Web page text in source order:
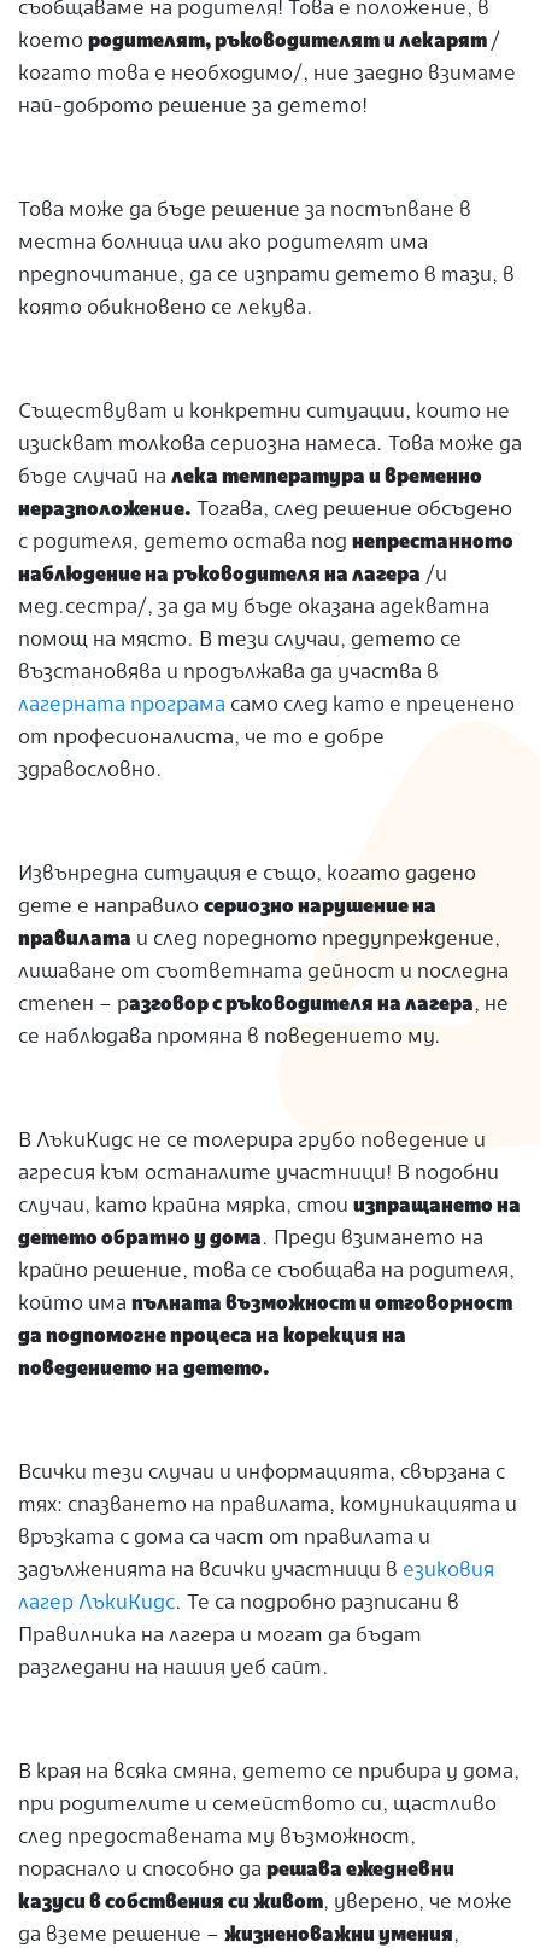
съобщаваме на родителя! Това е положение, в
което родителят, ръководителят и лекарят /
когато това е необходимо/, ние заедно взимаме
най-доброто решение за детето!
Това може да бъде решение за постъпване в
местна болница или ако родителят има
предпочитание, да се изпрати детето в тази, в
която обикновено се лекува.
Съществуват и конкретни ситуации, които не
изискват толкова сериозна намеса. Това може да
бъде случай на лека температура и временно
неразположение. Тогава, след решение обсъдено
с родителя, детето остава под непрестанното
наблюдение на ръководителя на лагера /и
мед.сестра/, за да му бъде оказана адекватна
помощ на място. В тези случаи, детето се
възстановява и продължава да участва в
лагерната програма само след като е преценено
от професионалиста, че то е добре
здравословно.
Извънредна ситуация е също, когато дадено
дете е направило сериозно нарушение на
правилата и след поредното предупреждение,
лишаване от съответната дейност и последна
степен – разговор с ръководителя на лагера, не
се наблюдава промяна в поведението му.
В ЛъкиКидс не се толерира грубо поведение и
агресия към останалите участници! В подобни
случаи, като крайна мярка, стои изпращането на
детето обратно у дома. Преди взимането на
крайно решение, това се съобщава на родителя,
който има пълната възможност и отговорност
да подпомогне процеса на корекция на
поведението на детето.
Всички тези случаи и информацията, свързана с
тях: спазването на правилата, комуникацията и
връзката с дома са част от правилата и
задълженията на всички участници в езиковия
лагер ЛъкиКидс. Те са подробно разписани в
Правилника на лагера и могат да бъдат
разгледани на нашия уеб сайт.
В края на всяка смяна, детето се прибира у дома,
при родителите и семейството си, щастливо
след предоставената му възможност,
пораснало и способно да решава ежедневни
казуси в собствения си живот, уверено, че може
да вземе решение – жизненоважни умения,